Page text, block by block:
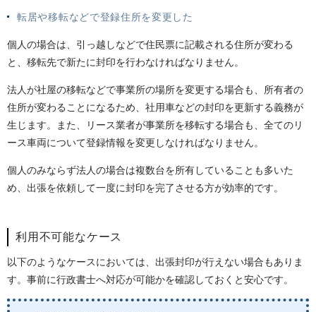
転居や移転などで登録住所を変更した
個人の場合は、引っ越しなどで住民票に記載される住所が変わる
と、移転先で新たに封印を行わなければなりません。
法人が社屋の移転などで事業所の場所を変更する場合も、所有者の
住所が変わることになるため、社用車などの封印を更新する義務が
生じます。また、リース業者が事業所を移転する場合も、全てのリ
ース車両について登録情報を変更しなければなりません。
個人のみならず法人の場合は複数台を所有していることも多いた
め、出張を依頼して一度に封印を完了させる方が効率的です。
利用不可能なケース
以下のようなケースにおいては、出張封印が行えない場合もありま
す。事前に行政書士へ対応が可能かを確認しておくと安心です。